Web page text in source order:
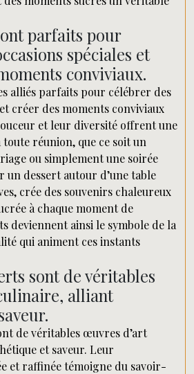
parfaits pour
spéciales et
conviviaux.
alliés parfaits pour célébrer des
créer des moments conviviaux
et leur diversité offrent une
réunion, que ce soit un
ou simplement une soirée
un dessert autour d’une table
crée des souvenirs chaleureux
à chaque moment de
deviennent ainsi le symbole de la
qui animent ces instants
sont de véritables
alliant
de véritables œuvres d’art
et saveur. Leur
et raffinée témoigne du savoir-